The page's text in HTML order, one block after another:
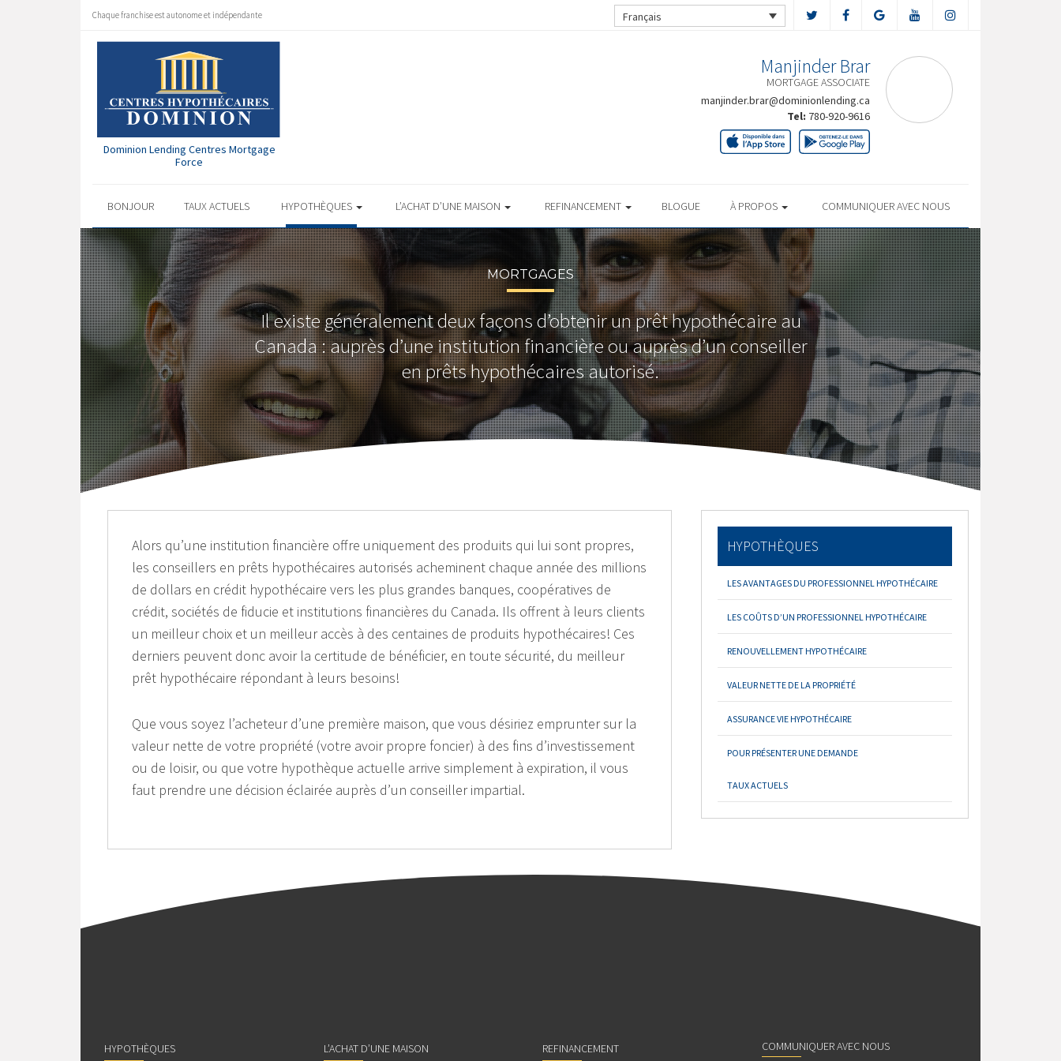
Chaque franchise est autonome et indépendante Français
Dominion Lending Centres Mortgage
Force
Manjinder Brar
MORTGAGE ASSOCIATE
manjinder.brar@dominionlending.ca
Tel: 780-920-9616
BONJOUR TAUX ACTUELS HYPOTHÈQUES L’ACHAT D’UNE MAISON REFINANCEMENT BLOGUE À PROPOS COMMUNIQUER AVEC NOUS
MORTGAGES
Il existe généralement deux façons d’obtenir un prêt hypothécaire au
Canada : auprès d’une institution financière ou auprès d’un conseiller
en prêts hypothécaires autorisé.
Alors qu’une institution financière offre uniquement des produits qui lui sont propres,
les conseillers en prêts hypothécaires autorisés acheminent chaque année des millions
de dollars en crédit hypothécaire vers les plus grandes banques, coopératives de
crédit, sociétés de fiducie et institutions financières du Canada. Ils offrent à leurs clients
un meilleur choix et un meilleur accès à des centaines de produits hypothécaires! Ces
derniers peuvent donc avoir la certitude de bénéficier, en toute sécurité, du meilleur
prêt hypothécaire répondant à leurs besoins!
Que vous soyez l’acheteur d’une première maison, que vous désiriez emprunter sur la
valeur nette de votre propriété (votre avoir propre foncier) à des fins d’investissement
ou de loisir, ou que votre hypothèque actuelle arrive simplement à expiration, il vous
faut prendre une décision éclairée auprès d’un conseiller impartial.
HYPOTHÈQUES
LES AVANTAGES DU PROFESSIONNEL HYPOTHÉCAIRE
LES COÛTS D’UN PROFESSIONNEL HYPOTHÉCAIRE
RENOUVELLEMENT HYPOTHÉCAIRE
VALEUR NETTE DE LA PROPRIÉTÉ
ASSURANCE VIE HYPOTHÉCAIRE
POUR PRÉSENTER UNE DEMANDE
TAUX ACTUELS
HYPOTHÈQUES L’ACHAT D’UNE MAISON REFINANCEMENT COMMUNIQUER AVEC NOUS